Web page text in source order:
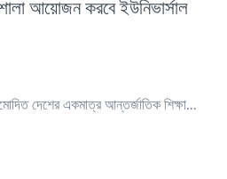
আয়োজন করবে ইউনিভার্সাল
দেশের একমাত্র আন্তর্জাতিক শিক্ষা...